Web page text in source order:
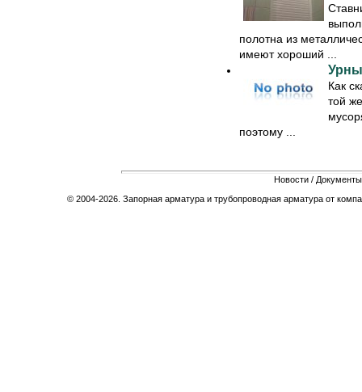
полотна из
имеют хороший ...
Как
той
поэтому ...
Новости / Документы
© 2004-2026. Запорная арматура и трубопроводная арматура от